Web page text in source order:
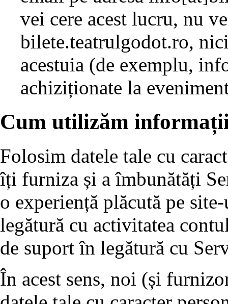
vei cere acest lucru, nu
bilete.teatrulgodot.ro,
acestuia (de exemplu,
achiziționate la
Cum utilizăm
Folosim datele tale cu
îți furniza și a îmbunătăți
o experiență plăcută pe
legătură cu activitatea
de suport în legătură cu
În acest sens, noi (și